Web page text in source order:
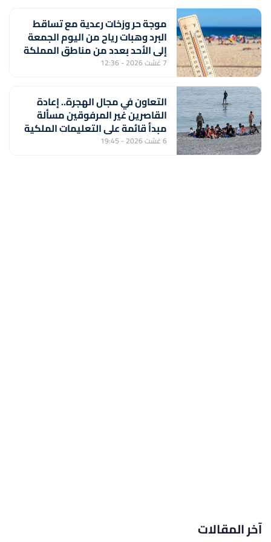
موجة حر وزخات رعدية مع تساقط
البرد وهبات رياح من اليوم الجمعة
إلى الأحد بعدد من مناطق المملكة
(نشرة إنذارية)
7 غشت 2026 - 12:36
التعاون في مجال الهجرة.. إعادة
القاصرين غير المرفوقين مسألة
مبدأ قائمة على التعليمات الملكية
السامية (مصدر دبلوماسي)
6 غشت 2026 - 19:45
آخر المقالات